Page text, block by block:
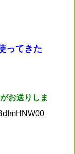
ってきた
お送りしま